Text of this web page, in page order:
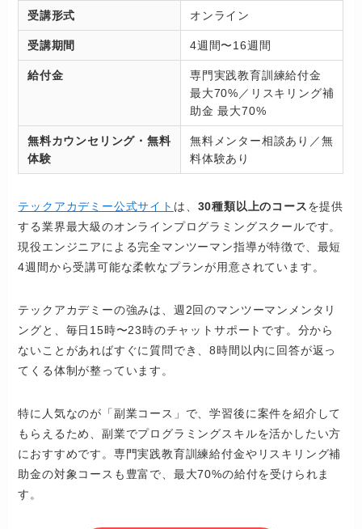
受講形式 オンライン
受講期間 4週間〜16週間
給付金
専門実践教育訓練給付金
最大70%／リスキリング補
助金 最大70%
無料カウンセリング・無料
体験
無料メンター相談あり／無
料体験あり
テックアカデミー公式サイト は、 30種類以上のコースを提供
する業界最大級のオンラインプログラミングスクールです。
現役エンジニアによる完全マンツーマン指導が特徴で、最短
4週間から受講可能な柔軟なプランが用意されています。
テックアカデミーの強みは、週2回のマンツーマンメンタリ
ングと、毎日15時〜23時のチャットサポートです。分から
ないことがあればすぐに質問でき、8時間以内に回答が返っ
てくる体制が整っています。
特に人気なのが「副業コース」で、学習後に案件を紹介して
もらえるため、副業でプログラミングスキルを活かしたい方
におすすめです。専門実践教育訓練給付金やリスキリング補
助金の対象コースも豊富で、最大70%の給付を受けられま
す。